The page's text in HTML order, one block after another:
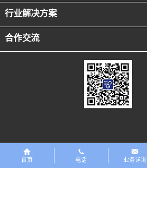
行业解决方案
合作交流
友情链接 恒行5PreMaint设备数字化平台
首页 电话 业务详询